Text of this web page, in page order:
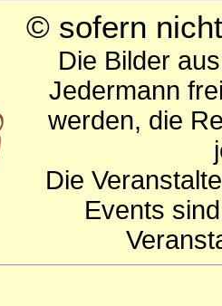
© sofern
Die Bilder
Jedermann
werden, die
Die
Events